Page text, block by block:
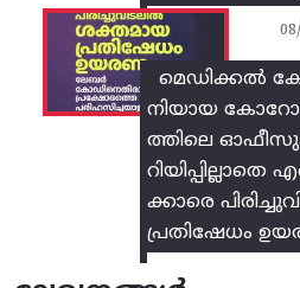
മെഡിക്കൽ
നിയായ
ത്തിലെ
ക്കാരെ
പ്രതിഷേധം